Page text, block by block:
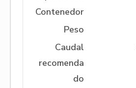
Contenedor
Peso
Caudal
recomenda
do